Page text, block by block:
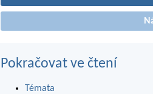
Pokračovat ve čtení
Témata